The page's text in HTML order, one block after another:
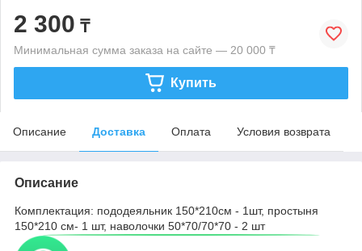
2 300 ₸
Минимальная сумма заказа на сайте — 20 000 ₸
Купить
Описание Доставка Оплата Условия возврата
Описание
Комплектация: пододеяльник 150*210см - 1шт, простыня
150*210 см- 1 шт, наволочки 50*70/70*70 - 2 шт